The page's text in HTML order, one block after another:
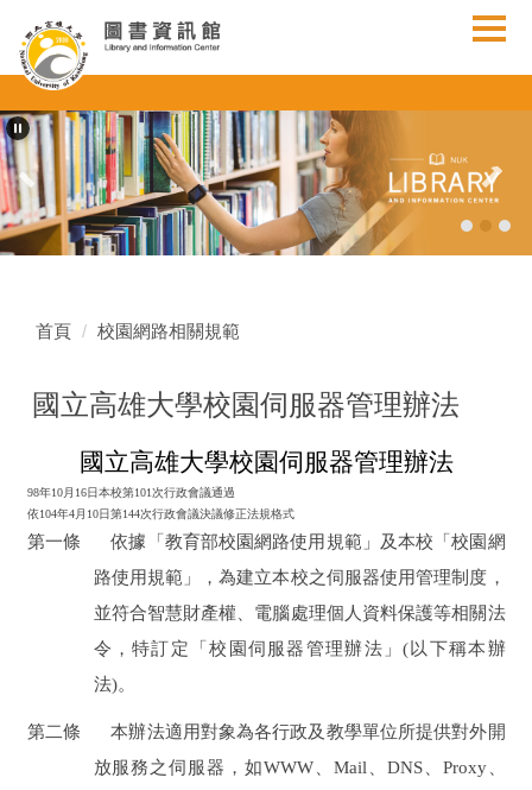
到
主
內
容
區
首頁 校園網路相關規範
國立高雄大學校園伺服器管理辦法
國立高雄大學校園伺服器管理辦法
98年10月16日本校第101次行政會議通過
依104年4月10日第144次行政會議決議修正法規格式
第一條
依據「教育部校園網路使用規範」及本校「校園網
路使用規範」，為建立本校之伺服器使用管理制度，
並符合智慧財產權、電腦處理個人資料保護等相關法
令，特訂定「校園伺服器管理辦法」(以下稱本辦
法)。
第二條
本辦法適用對象為各行政及教學單位所提供對外開
放服務之伺服器，如WWW、Mail、DNS、Proxy、